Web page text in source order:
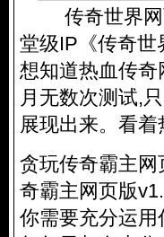
传奇世界网页
堂级IP《传奇世
想知道热血传
月无数次测试,
展现出来。看着
贪玩传奇霸主
奇霸主网页版
你需要充分运